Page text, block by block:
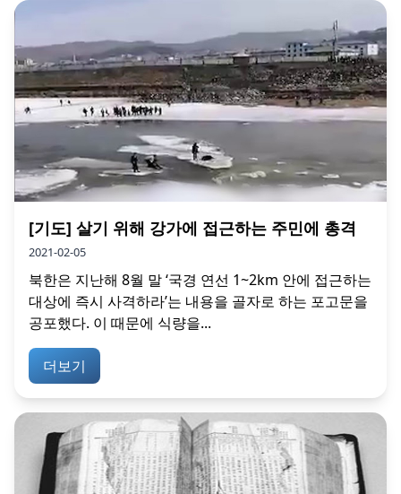
[기도] 살기 위해 강가에 접근하는 주민에 총격
2021-02-05
북한은 지난해 8월 말 ‘국경 연선 1~2km 안에 접근하는
대상에 즉시 사격하라’는 내용을 골자로 하는 포고문을
공포했다. 이 때문에 식량을...
더보기